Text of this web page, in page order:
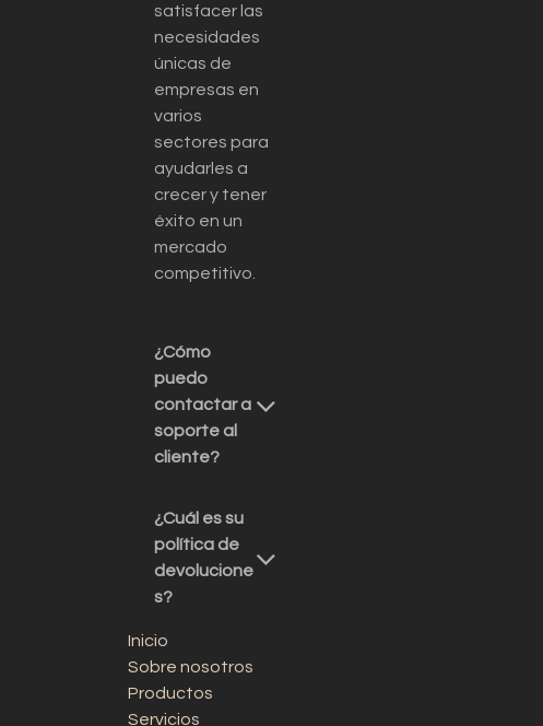
satisfacer las
necesidades
únicas de
empresas en
varios
sectores para
ayudarles a
crecer y tener
éxito en un
mercado
competitivo.
¿Cómo
puedo
contactar a
soporte al
cliente?
¿Cuál es su
política de
devolucione
s?
Inicio
Sobre nosotros
Productos
Servicios